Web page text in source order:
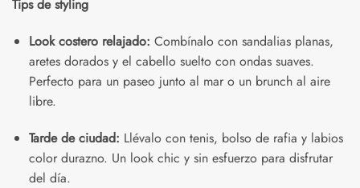
Tips de styling
Look costero relajado: Combínalo con sandalias planas,
aretes dorados y el cabello suelto con ondas suaves.
Perfecto para un paseo junto al mar o un brunch al aire
libre.
Tarde de ciudad: Llévalo con tenis, bolso de rafia y labios
color durazno. Un look chic y sin esfuerzo para disfrutar
del día.